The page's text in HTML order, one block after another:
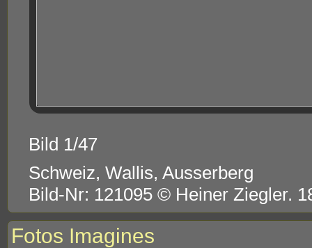
Bild 1/47
Schweiz, Wallis, Ausserberg
Bild-Nr: 121095 © Heiner Ziegler.
Fotos Imagines